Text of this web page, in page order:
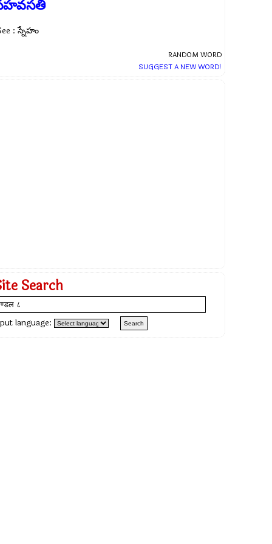
: స్నేహం
RANDOM WORD
SUGGEST A NEW WORD!
Search
language: